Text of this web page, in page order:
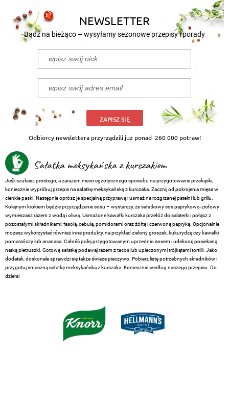
NEWSLETTER
Bądź na bieżąco – wysyłamy sezonowe przepisy i porady
ZAPISZ SIĘ
Odbiorcy newslettera przyrządzili już ponad 260 000 potraw!
Sałatka meksykańska z kurczakiem
Jeśli szukasz prostego, a zarazem nieco egzotycznego sposobu na przygotowanie przekąski,
koniecznie wypróbuj przepis na sałatkę meksykańską z kurczaka. Zacznij od pokrojenia mięsa w
cienkie paski. Następnie oprósz je specjalną przyprawą i usmaż na rozgrzanej patelni lub grillu.
Kolejnym krokiem będzie przyrządzenie sosu – wystarczy, że sałatkowy sos paprykowo-ziołowy
wymieszasz razem z wodą i oliwą. Usmażone kawałki kurczaka przełóż do salaterki i połącz z
pozostałymi składnikami: fasolą, cebulą, pomidorami oraz żółtą i czerwoną papryką. Opcjonalnie
możesz wykorzystać również inne produkty, na przykład zielony groszek, kukurydzę czy kawałki
pomarańczy lub ananasa. Całość polej przygotowanym uprzednio sosem i udekoruj posiekaną
natką pietruszki. Gotową sałatkę podawaj razem z tacos lub upieczonymi trójkątami tortilli. Jako
dodatek, doskonale sprawdzi się także świeże pieczywo. Pobierz listę potrzebnych składników i
przygotuj smaczną sałatkę meksykańską z kurczaka. Koniecznie według naszego przepisu. Do
dzieła!